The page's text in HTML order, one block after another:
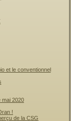
et le conventionnel
mai 2020
!
de la CSG